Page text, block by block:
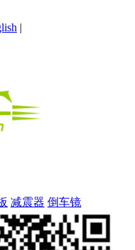
|
减震器 倒车镜